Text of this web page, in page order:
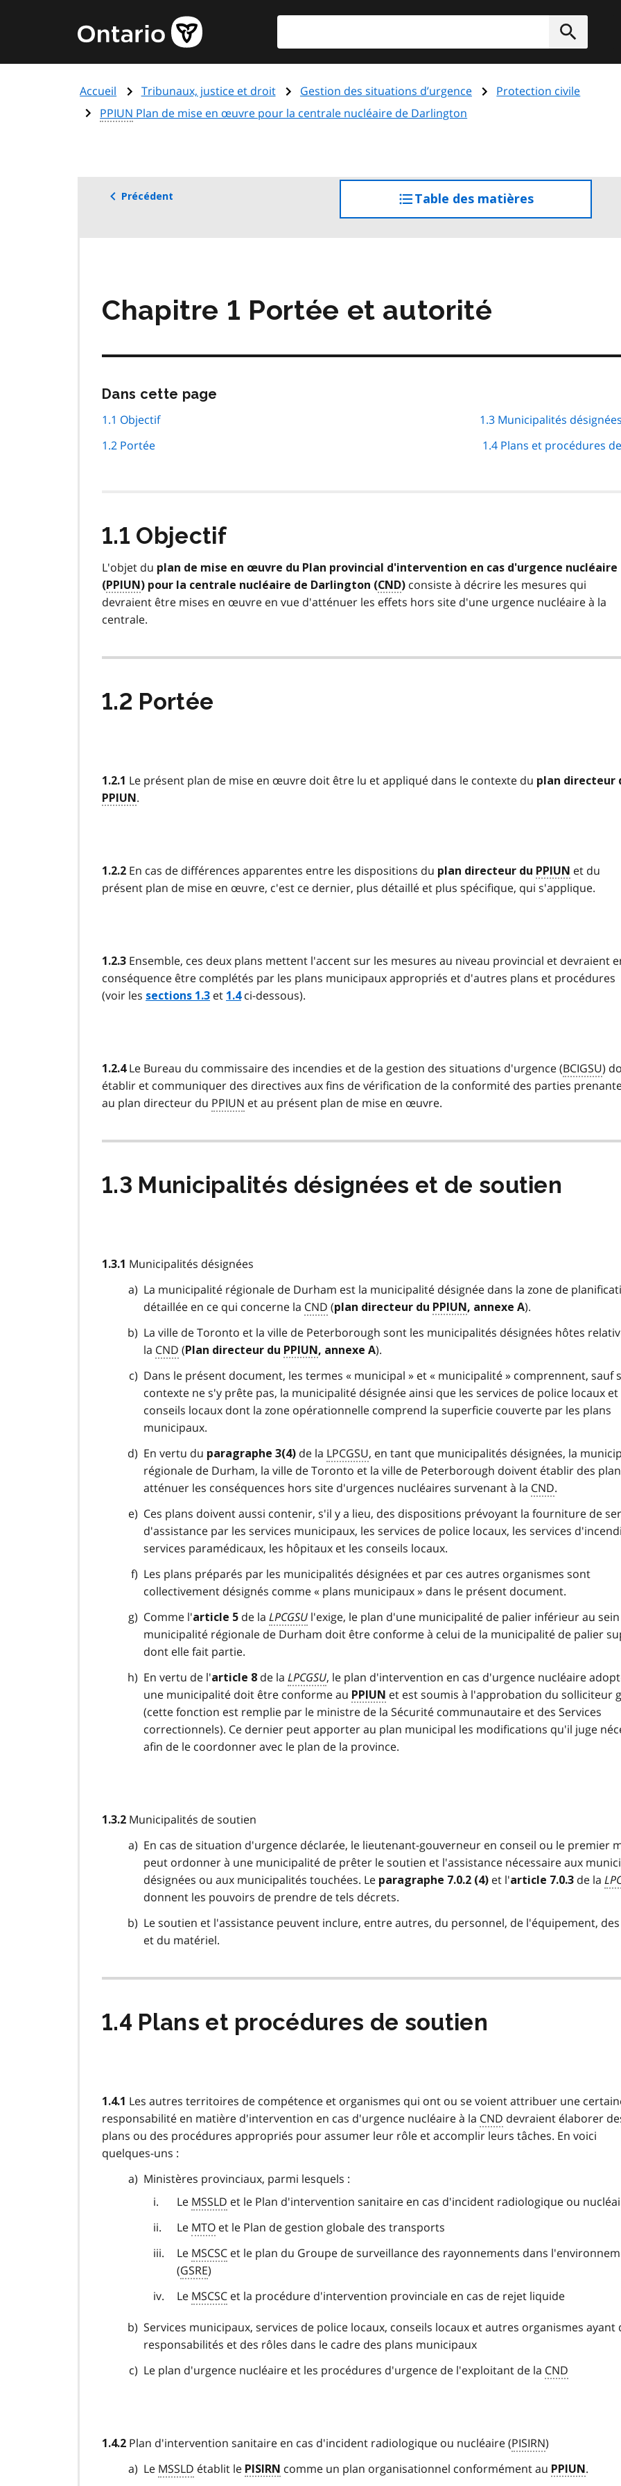
principal
Page
d'accueil
de
l'Ontario
Accueil Tribunaux, justice et droit Gestion des situations d’urgence
Protection civile
PPIUN Plan de mise en œuvre pour la centrale nucléaire de Darlington
Précédent Table des matièresaccéder
à
Chapitre 1 Portée et autorité
Dans cette page
1.1 Objectif
1.2 Portée
1.3 Municipalités
1.4 Plans et procédures
1.1 Objectif
L'objet du plan de mise en œuvre du Plan provincial d'intervention en cas d'urgence nucléaire
(PPIUN) pour la centrale nucléaire de Darlington (CND) consiste à décrire les mesures qui
devraient être mises en œuvre en vue d'atténuer les effets hors site d'une urgence nucléaire à la
centrale.
1.2 Portée
1.2.1 Le présent plan de mise en œuvre doit être lu et appliqué dans le contexte du plan directeur
PPIUN.
1.2.2 En cas de différences apparentes entre les dispositions du plan directeur du PPIUN et du
présent plan de mise en œuvre, c'est ce dernier, plus détaillé et plus spécifique, qui s'applique.
1.2.3 Ensemble, ces deux plans mettent l'accent sur les mesures au niveau provincial et devraient
conséquence être complétés par les plans municipaux appropriés et d'autres plans et procédures
(voir les sections 1.3 et 1.4ci-dessous).
1.2.4Le Bureau du commissaire des incendies et de la gestion des situations d'urgence (BCIGSU)
établir et communiquer des directives aux fins de vérification de la conformité des parties
au plan directeur du PPIUN et au présent plan de mise en œuvre.
1.3 Municipalités désignées et de soutien
1.3.1 Municipalités désignées
La municipalité régionale de Durham est la municipalité désignée dans la zone de
détaillée en ce qui concerne la CND (plan directeur du PPIUN, annexe A).
La ville de Toronto et la ville de Peterborough sont les municipalités désignées hôtes
la CND (Plan directeur du PPIUN, annexe A).
Dans le présent document, les termes « municipal » et « municipalité» comprennent, sauf
contexte ne s'y prête pas, la municipalité désignéeainsi que les services de police locaux et
conseils locaux dont la zone opérationnelle comprend la superficie couverte par les plans
municipaux.
En vertu du paragraphe 3(4) de la LPCGSU, en tant que municipalités désignées, la
régionale de Durham, la ville de Toronto et la ville de Peterborough doivent établir des
atténuer les conséquences hors site d'urgences nucléaires survenant à la CND.
Ces plans doiventaussi contenir, s'il y a lieu, des dispositions prévoyant la fourniture de
d'assistance par les services municipaux, les services de police locaux, les services
services paramédicaux, les hôpitaux et les conseils locaux.
Les plans préparés par les municipalités désignées et par ces autres organismes sont
collectivement désignés comme « plans municipaux » dans le présent document.
Comme l'article 5 de la LPCGSU l'exige, le plan d'une municipalité de palier inférieurau
municipalité régionale de Durham doit être conforme à celui de la municipalité de palier
dont elle fait partie.
En vertu de l'article 8 de la LPCGSU, le plan d'intervention en cas d'urgence nucléaire
une municipalité doit être conforme au PPIUN et est soumis à l'approbation du solliciteur
(cette fonction est remplie par le ministre de la Sécurité communautaire et des Services
correctionnels). Ce dernier peut apporter au plan municipal les modifications qu'il juge
afin de le coordonner avec le plan de la province.
1.3.2 Municipalités de soutien
En cas de situation d'urgence déclarée, le lieutenant-gouverneur en conseil ou le premier
peut ordonner à une municipalité de prêter le soutien et l'assistance nécessaire aux
désignées ou aux municipalités touchées. Le paragraphe 7.0.2 (4) et l'article 7.0.3 de la
donnent les pouvoirs de prendre de tels décrets.
Le soutien et l'assistance peuvent inclure, entre autres, du personnel, de l'équipement,
et du matériel.
1.4 Plans et procédures de soutien
1.4.1 Les autres territoires de compétence et organismes qui ont ou se voient attribuer une
responsabilité en matière d'intervention en cas d'urgence nucléaire à la CND devraient élaborer
plans ou des procédures appropriés pour assumer leur rôle et accomplir leurs tâches. En voici
quelques-uns :
Ministères provinciaux, parmi lesquels :
Le MSSLD et le Plan d'intervention sanitaire en cas d'incident radiologique ou
Le MTO et le Plan de gestion globale des transports
Le MSCSC et le plan du Groupe de surveillance des rayonnements dans
(GSRE)
Le MSCSC et la procédure d'intervention provinciale en cas de rejet liquide
Services municipaux, services de police locaux, conseils locaux et autres organismes ayant
responsabilités et des rôles dans le cadre des plans municipaux
Le plan d'urgence nucléaire et les procédures d'urgence de l'exploitant de la CND
1.4.2 Plan d'intervention sanitaire en cas d'incident radiologique ou nucléaire (PISIRN)
Le MSSLD établit le PISIRN comme un plan organisationnel conformément au PPIUN.